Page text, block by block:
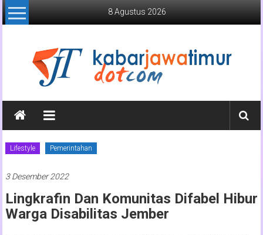
Lompat
ke
8 Agustus 2026
Kabar
Jawa
Timur
Online
Jawa
Timur
Lifestyle Pemerintahan
3 Desember 2022
Lingkrafin Dan Komunitas Difabel Hibur
Warga Disabilitas Jember